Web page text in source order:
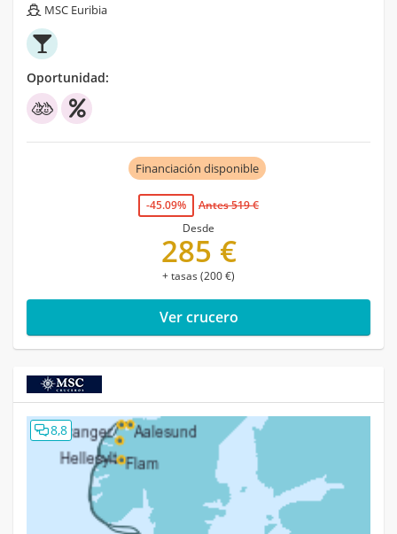
MSC Euribia
Oportunidad:
Financiación disponible
-45.09%
Antes 519 €
Desde
285 €
+ tasas (200 €)
Ver crucero
8,8